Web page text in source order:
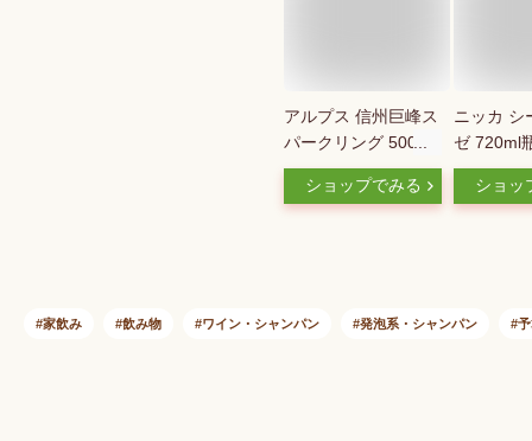
アルプス 信州巨峰ス
パークリング 500ml
国産 箱なし 長野 や
や甘口【スパークリ
い 昇進祝い 誕生日
ショップでみる
ニッカ シ
ゼ 720ml
リングワ
口 日本
中元 中元
ショッ
家飲み 飲み物 ワイン・シャンパン 発泡系・シャンパン